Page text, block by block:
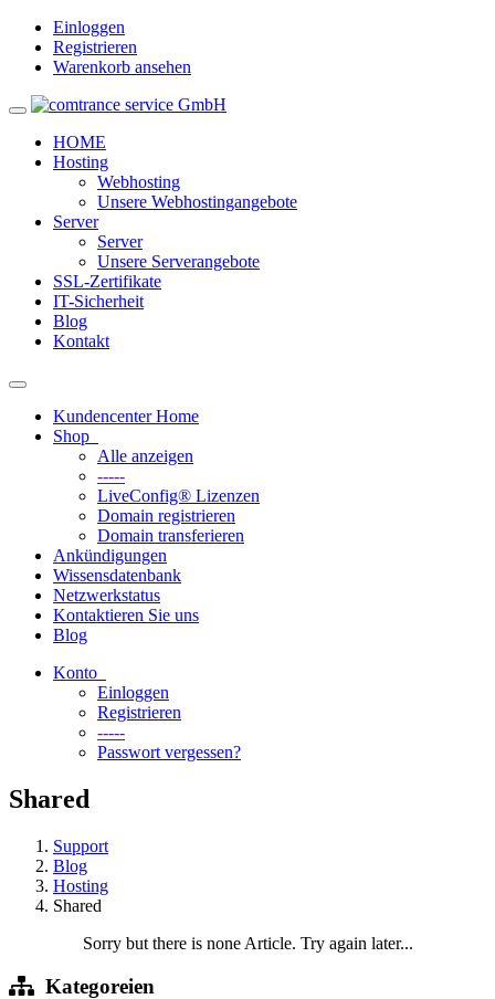
Einloggen
Registrieren
Warenkorb ansehen
Toggle
navigation
HOME
Hosting
Webhosting
Unsere Webhostingangebote
Server
Server
Unsere Serverangebote
SSL-Zertifikate
IT-Sicherheit
Blog
Kontakt
Toggle
navigationKundencenter Home
Shop
Alle anzeigen
-----
LiveConfig® Lizenzen
Domain registrieren
Domain transferieren
Ankündigungen
Wissensdatenbank
Netzwerkstatus
Kontaktieren Sie uns
Blog
Konto
Einloggen
Registrieren
-----
Passwort vergessen?
Shared
Support
Blog
Hosting
Shared
Sorry but there is none Article. Try again later...
Kategoreien